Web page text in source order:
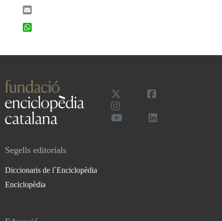
Segells editorials
Diccionaris de l`Enciclopèdia
Enciclopèdia